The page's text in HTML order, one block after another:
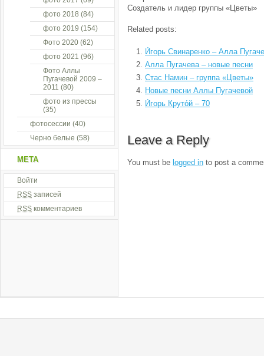
Создатель и лидер группы «Цветы»
Related posts:
И́горь Свинаренко – Алла
Алла Пугачева – новые песни
Стас Намин – группа «Цветы»
Новые песни Аллы Пугачевой
И́горь Круто́й – 70
Leave a Reply
You must be logged in to post a
фото 2018 (84)
фото 2019 (154)
Фото 2020 (62)
фото 2021 (96)
Фото Аллы
Пугачевой 2009 –
2011 (80)
фото из прессы
(35)
фотосессии (40)
Черно белые (58)
МЕТА
Войти
RSS записей
RSS комментариев